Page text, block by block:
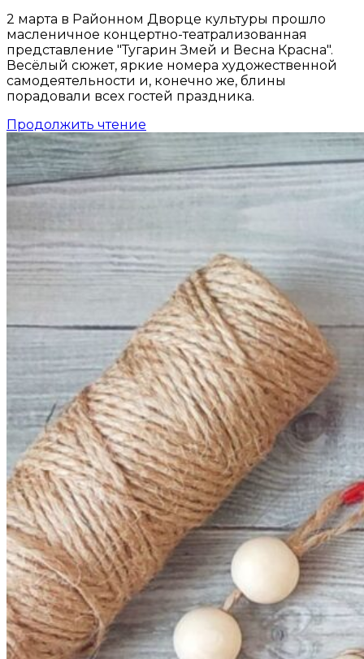
2 марта в Районном Дворце культуры прошло
масленичное концертно-театрализованная
представление "Тугарин Змей и Весна Красна".
Весёлый сюжет, яркие номера художественной
самодеятельности и, конечно же, блины
порадовали всех гостей праздника.
Продолжить чтение
Змей
Весна
Красна»